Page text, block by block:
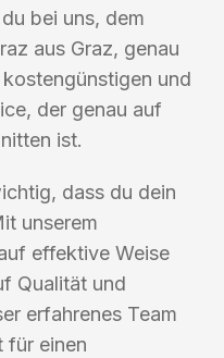
bei uns, dem
aus Graz, genau
und
der genau auf
ist.
dass du dein
unserem
effektive Weise
Qualität und
erfahrenes Team
für einen